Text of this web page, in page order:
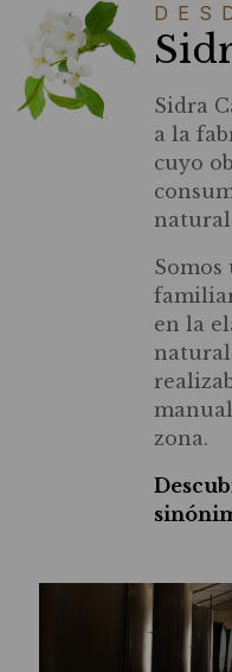
Sidra
a la
cuyo
natural
Somos
en la
natural
zona.